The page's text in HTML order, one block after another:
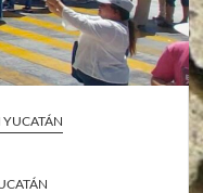
YUCATÁN